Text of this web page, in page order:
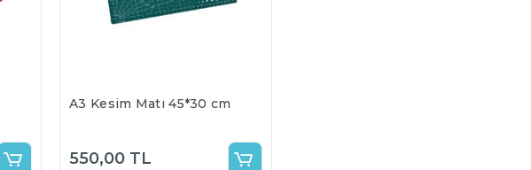
A3 Kesim Matı 45*30 cm
550,00 TL